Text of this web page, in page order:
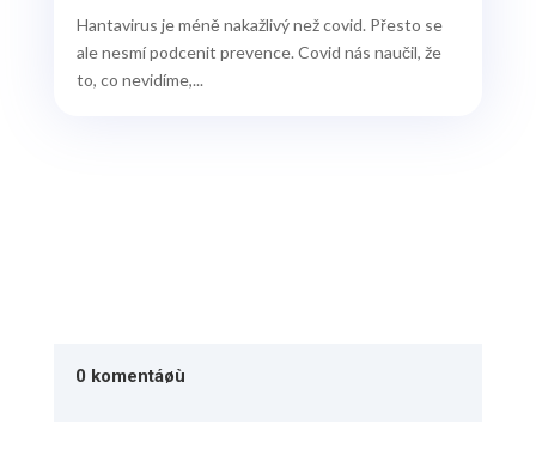
Hantavirus je méně nakažlivý než covid. Přesto se
ale nesmí podcenit prevence. Covid nás naučil, že
to, co nevidíme,...
0 komentáøù